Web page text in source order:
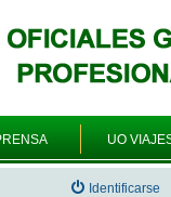
UO
Identificarse